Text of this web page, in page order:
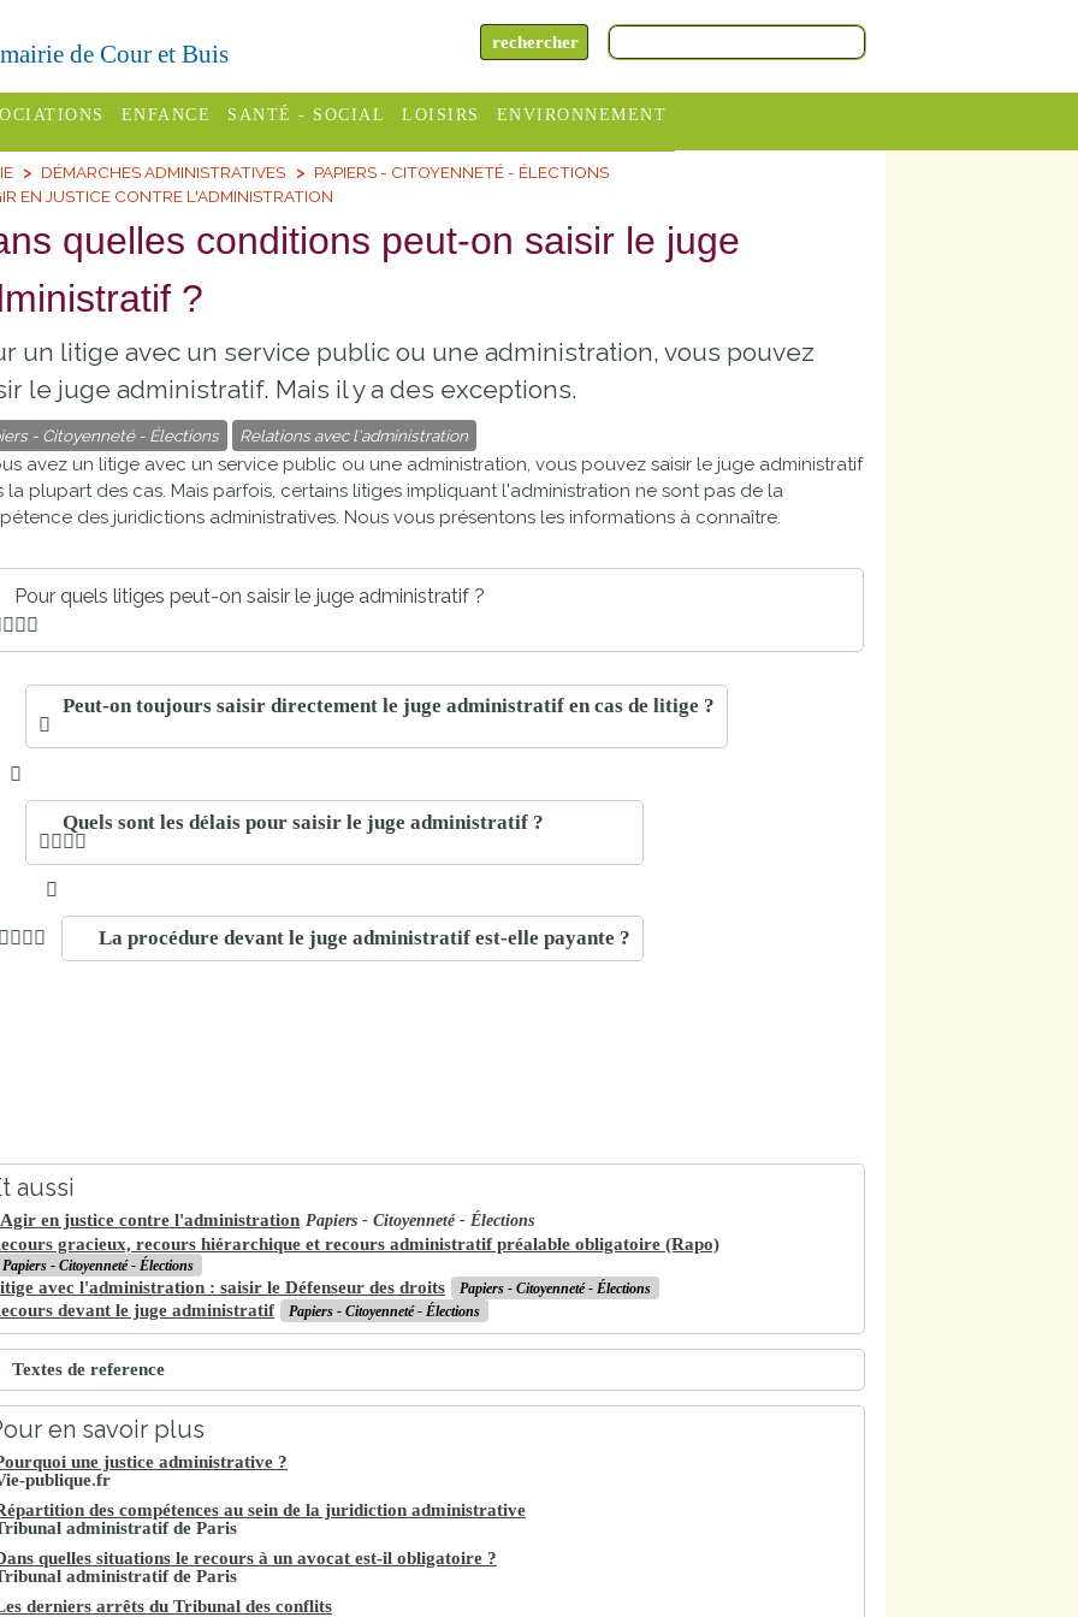
de Cour et Buis
des
Varèze
ENFANCE
Assistantes
assistante
Pôle petite
enfance
Etablissements
publics
Établissements
scolaires
privés
SANTÉ - SOCIAL
Centres
Conseil
Le SSIAD
des Trois
LOISIRS
Offices
Cinémas
Piscines
Sélection
d'activité
Cour et
Visiter,
découvrir
et
ENVIRONNEMENT
Horaires
SITCOM
DÉMARCHES ADMINISTRATIVES
PAPIERS - CITOYENNETÉ - ÉLECTIONS
EN JUSTICE CONTRE L'ADMINISTRATION
quelles conditions peut-on saisir le juge
?
un litige avec un service public ou une administration, vous pouvez
le juge administratif. Mais il y a des exceptions.
- Citoyenneté - Élections Relations avec l'administration
avez un litige avec un service public ou une administration, vous pouvez saisir le juge administratif
la plupart des cas. Mais parfois, certains litiges impliquant l'administration ne sont pas de la
des juridictions administratives. Nous vous présentons les informations à connaître.
Pour quels litiges peut-on saisir le juge administratif ?
Peut-on toujours saisir directement le juge administratif en cas de litige ?
Quels sont les délais pour saisir le juge administratif ?
La procédure devant le juge administratif est-elle payante ?
aussi
Agir en justice contre l'administration Papiers - Citoyenneté - Élections
gracieux, recours hiérarchique et recours administratif préalable obligatoire (Rapo)
Papiers - Citoyenneté - Élections
avec l'administration : saisir le Défenseur des droits Papiers - Citoyenneté - Élections
devant le juge administratif Papiers - Citoyenneté - Élections
Textes de reference
en savoir plus
une justice administrative ?
publique.fr
des compétences au sein de la juridiction administrative
administratif de Paris
quelles situations le recours à un avocat est-il obligatoire ?
administratif de Paris
derniers arrêts du Tribunal des conflits